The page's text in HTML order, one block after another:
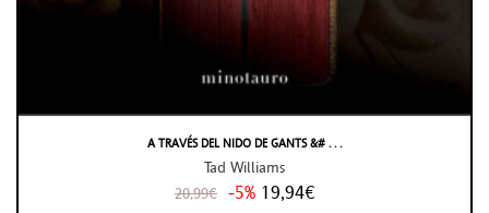
A TRAVÉS DEL NIDO DE GANTS &# . . .
Tad Williams
20,99€ -5% 19,94€